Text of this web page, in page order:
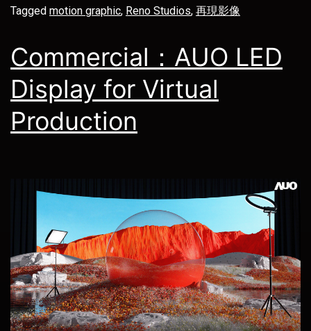
Tagged motion graphic, Reno Studios, 再現影像
Commercial：AUO LED
Display for Virtual
Production